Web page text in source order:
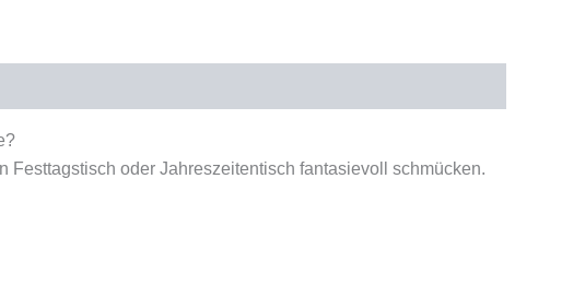
oder Jahreszeitentisch fantasievoll schmücken.